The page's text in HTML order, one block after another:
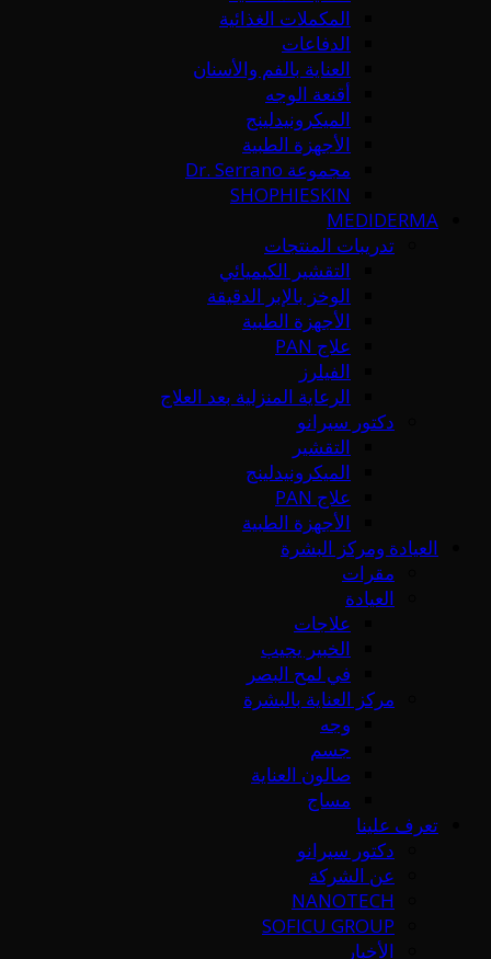
المكملات الغذائية
الدفاعات
العناية بالفم والأسنان
أقنعة الوجه
الميكرونيدلينج
الأجهزة الطبية
مجموعة Dr. Serrano
SHOPHIESKIN
MEDIDERMA
تدريبات المنتجات
التقشير الكيميائي
الوخز بالإبر الدقيقة
الأجهزة الطبية
علاج PAN
الفيلرز
الرعاية المنزلية بعد العلاج
دكتور سيرانو
التقشير
الميكرونيدلينج
علاج PAN
الأجهزة الطبية
العيادة ومركز البشرة
مقرات
العيادة
علاجات
الخبير يجيب
في لمح البصر
مركز العناية بالبشرة
وجه
جسم
صالون العناية
مساج
تعرف علينا
دكتور سيرانو
عن الشركة
NANOTECH
SOFICU GROUP
الأخبار